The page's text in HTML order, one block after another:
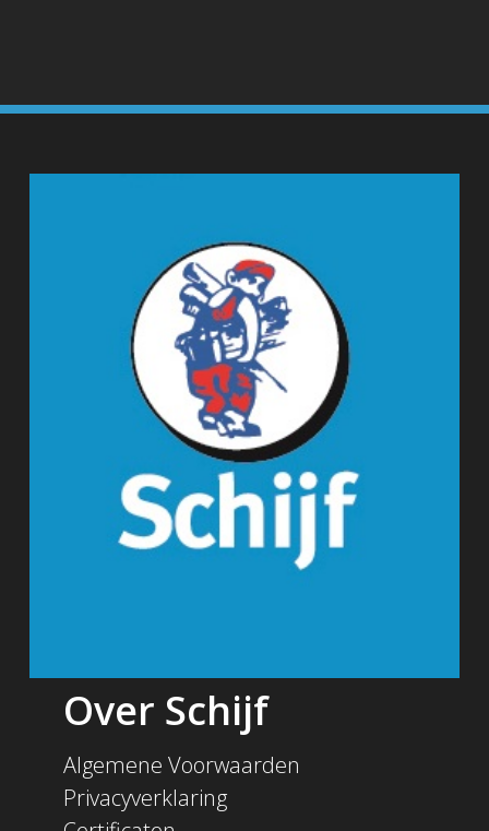
Over Schijf
Algemene Voorwaarden
Privacyverklaring